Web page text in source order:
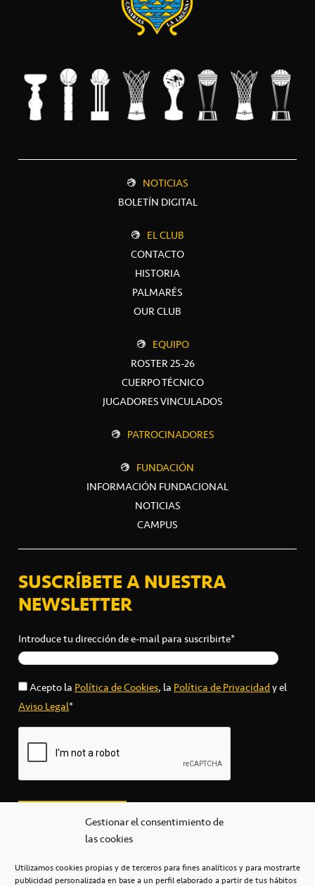
Gestionar el consentimiento de
las cookies
Utilizamos cookies propias y de terceros para fines analíticos y para mostrarte
publicidad personalizada en base a un perfil elaborado a partir de tus hábitos
NOTICIAS
BOLETÍN DIGITAL
EL CLUB
CONTACTO
HISTORIA
PALMARÉS
OUR CLUB
EQUIPO
ROSTER 25-26
CUERPO TÉCNICO
JUGADORES VINCULADOS
PATROCINADORES
FUNDACIÓN
INFORMACIÓN FUNDACIONAL
NOTICIAS
CAMPUS
SUSCRÍBETE A NUESTRA
NEWSLETTER
Introduce tu dirección de e-mail para suscribirte*
Acepto laPolítica de Cookies, laPolítica de Privacidady el
Aviso Legal*